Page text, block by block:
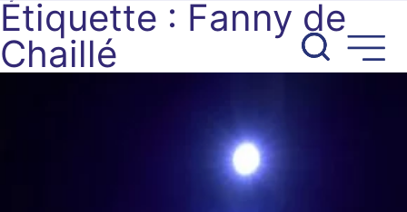
Aller
au
contenu
Étiquette : Fanny de
Chaillé